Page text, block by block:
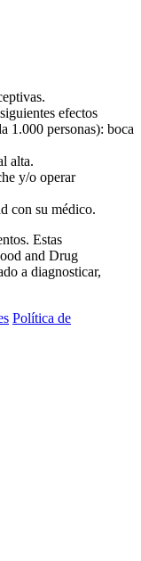
efectos
1.000 personas): boca
alta.
y/o operar
con su médico.
Estas
and Drug
a diagnosticar,
Política de